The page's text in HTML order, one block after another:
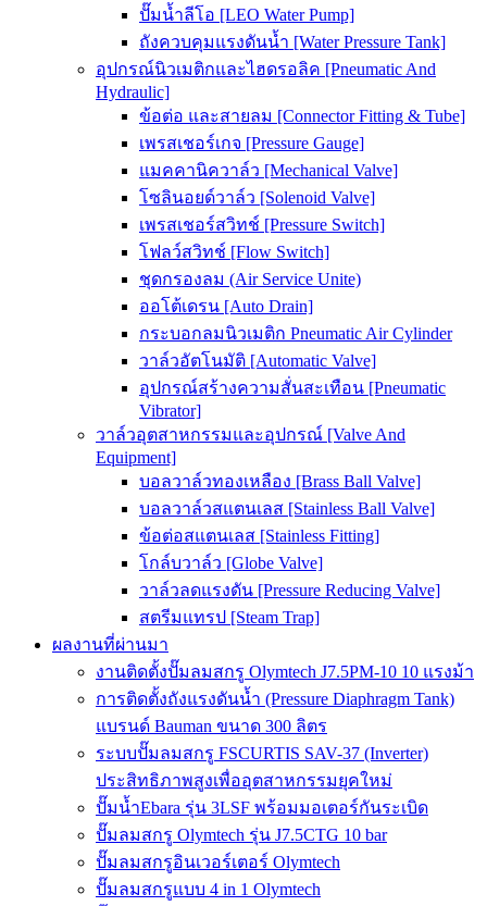
ปั๊มน้ำลีโอ [LEO Water Pump]
ถังควบคุมแรงดันน้ำ [Water Pressure Tank]
อุปกรณ์นิวเมติกและไฮดรอลิค [Pneumatic And
Hydraulic]
ข้อต่อ และสายลม [Connector Fitting & Tube]
เพรสเชอร์เกจ [Pressure Gauge]
แมคคานิควาล์ว [Mechanical Valve]
โซลินอยด์วาล์ว [Solenoid Valve]
เพรสเชอร์สวิทช์ [Pressure Switch]
โฟลว์สวิทช์ [Flow Switch]
ชุดกรองลม (Air Service Unite)
ออโต้เดรน [Auto Drain]
กระบอกลมนิวเมติก Pneumatic Air Cylinder
วาล์วอัตโนมัติ [Automatic Valve]
อุปกรณ์สร้างความสั่นสะเทือน [Pneumatic
Vibrator]
วาล์วอุตสาหกรรมและอุปกรณ์ [Valve And
Equipment]
บอลวาล์วทองเหลือง [Brass Ball Valve]
บอลวาล์วสแตนเลส [Stainless Ball Valve]
ข้อต่อสแตนเลส [Stainless Fitting]
โกล์บวาล์ว [Globe Valve]
วาล์วลดแรงดัน [Pressure Reducing Valve]
สตรีมแทรป [Steam Trap]
ผลงานที่ผ่านมา
งานติดตั้งปั๊มลมสกรู Olymtech J7.5PM-10 10 แรงม้า
การติดตั้งถังแรงดันน้ำ (Pressure Diaphragm Tank)
แบรนด์ Bauman ขนาด 300 ลิตร
ระบบปั๊มลมสกรู FSCURTIS SAV-37 (Inverter)
ประสิทธิภาพสูงเพื่ออุตสาหกรรมยุคใหม่
ปั๊มน้ำEbara รุ่น 3LSF พร้อมมอเตอร์กันระเบิด
ปั๊มลมสกรู Olymtech รุ่น J7.5CTG 10 bar
ปั๊มลมสกรูอินเวอร์เตอร์ Olymtech
ปั๊มลมสกรูแบบ 4 in 1 Olymtech